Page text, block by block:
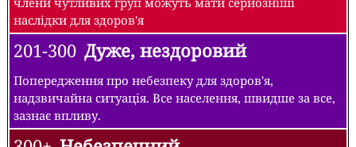
наслідки для здоров'я
201-300 Дуже, нездоровий
Попередження про небезпеку для здоров'я,
надзвичайна ситуація. Все населення, швидше за все,
зазнає впливу.